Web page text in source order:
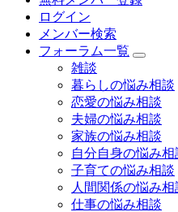
ログイン
メンバー検索
フォーラム一覧
雑談
暮らしの悩み相談
恋愛の悩み相談
夫婦の悩み相談
家族の悩み相談
自分自身の悩み相
子育ての悩み相談
人間関係の悩み相
仕事の悩み相談